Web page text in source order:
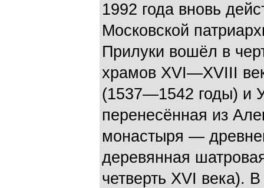
1992 года вновь
Московской
Прилуки вошёл в
храмов XVI—XVIII
(1537—1542 годы) и
перенесённая из
монастыря —
деревянная
четверть XVI века).